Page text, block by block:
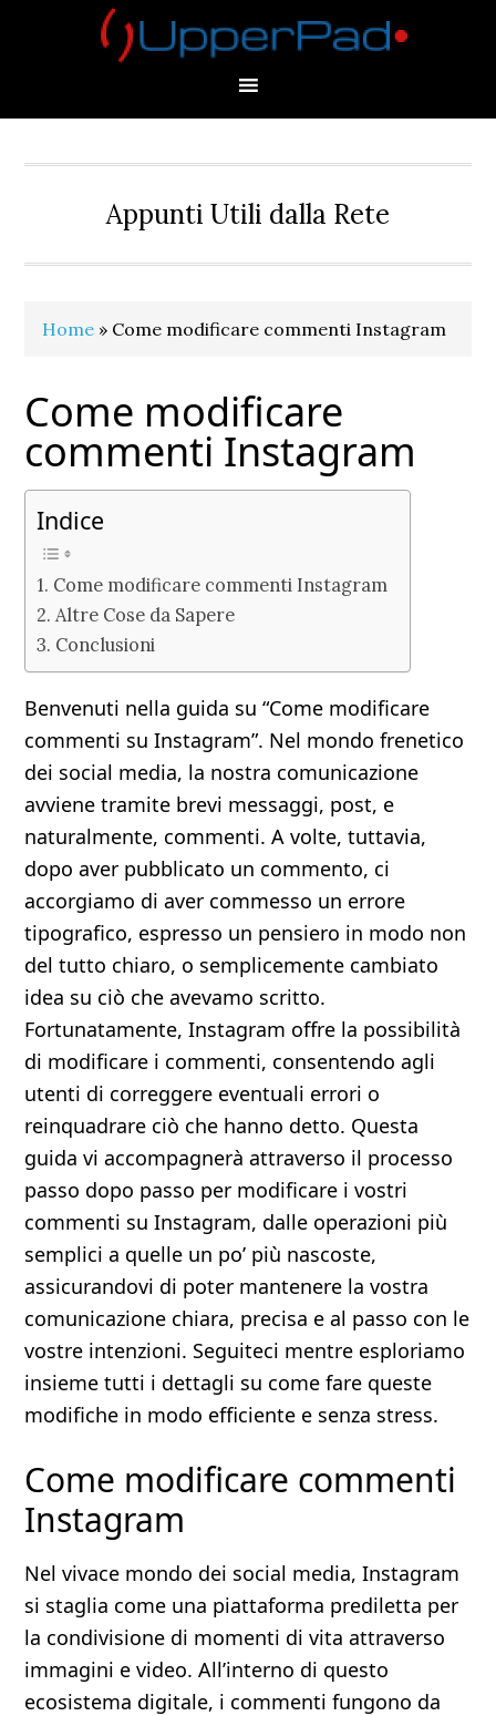
Appunti Utili dalla Rete
Home » Come modificare commenti Instagram
Come modificare
commenti Instagram
Indice
Come modificare commenti Instagram
Altre Cose da Sapere
Conclusioni
Benvenuti nella guida su “Come modificare
commenti su Instagram”. Nel mondo frenetico
dei social media, la nostra comunicazione
avviene tramite brevi messaggi, post, e
naturalmente, commenti. A volte, tuttavia,
dopo aver pubblicato un commento, ci
accorgiamo di aver commesso un errore
tipografico, espresso un pensiero in modo non
del tutto chiaro, o semplicemente cambiato
idea su ciò che avevamo scritto.
Fortunatamente, Instagram offre la possibilità
di modificare i commenti, consentendo agli
utenti di correggere eventuali errori o
reinquadrare ciò che hanno detto. Questa
guida vi accompagnerà attraverso il processo
passo dopo passo per modificare i vostri
commenti su Instagram, dalle operazioni più
semplici a quelle un po’ più nascoste,
assicurandovi di poter mantenere la vostra
comunicazione chiara, precisa e al passo con le
vostre intenzioni. Seguiteci mentre esploriamo
insieme tutti i dettagli su come fare queste
modifiche in modo efficiente e senza stress.
Come modificare commenti
Instagram
Nel vivace mondo dei social media, Instagram
si staglia come una piattaforma prediletta per
la condivisione di momenti di vita attraverso
immagini e video. All’interno di questo
ecosistema digitale, i commenti fungono da